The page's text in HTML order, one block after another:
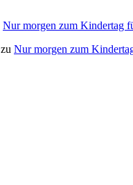
Nur morgen zum Kindertag
zu Nur morgen zum